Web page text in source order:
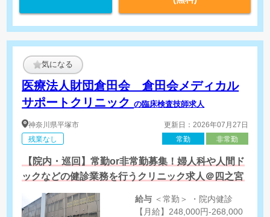
気になる
医療法人財団倉田会 倉田会メディカル
サポートクリニックの臨床検査技師求人
神奈川県平塚市
残業なし
更新日：2026年07月27日
常勤
非常勤
【院内・巡回】常勤or非常勤募集！婦人科や人間ド
ックなどの健診業務を行うクリニック求人＠四之宮
給与
【月給】248,000円-268,000